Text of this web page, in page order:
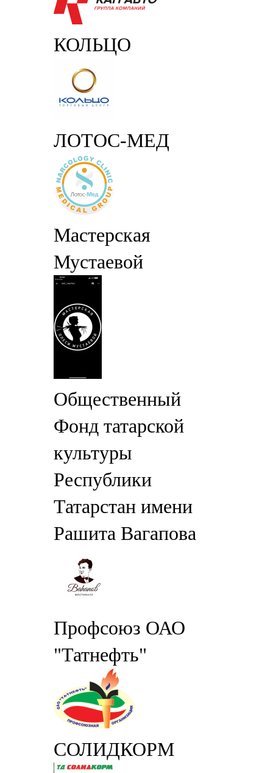
КОЛЬЦО
ЛОТОС-МЕД
Мастерская
Мустаевой
Общественный
Фонд татарской
культуры
Республики
Татарстан имени
Рашита Вагапова
Профсоюз ОАО
"Татнефть"
СОЛИДКОРМ